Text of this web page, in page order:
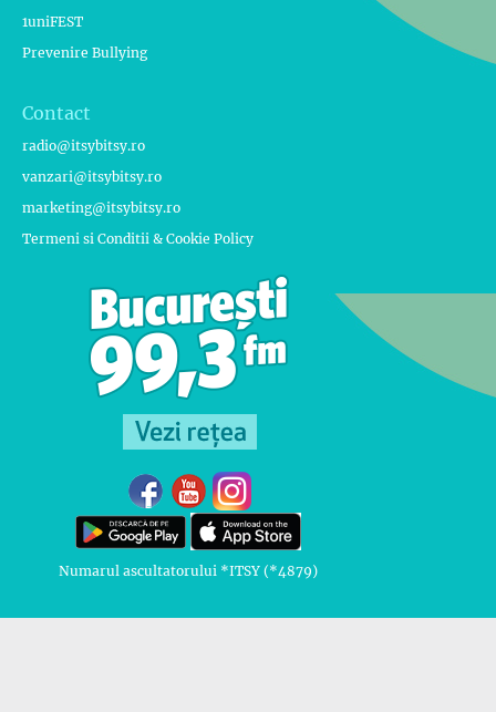
1uniFEST
Prevenire Bullying
Contact
radio@itsybitsy.ro
vanzari@itsybitsy.ro
marketing@itsybitsy.ro
Termeni si Conditii & Cookie Policy
Numarul ascultatorului *ITSY (*4879)